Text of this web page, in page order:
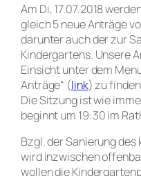
Am Di, 17.07.2018
gleich 5 neue Anträge
darunter auch der zur
Kindergartens. Unsere
Einsicht unter dem
Anträge“ (link) zu
Die Sitzung ist wie
beginnt um 19:30 im
Bzgl. der Sanierung
wird inzwischen
wollen die